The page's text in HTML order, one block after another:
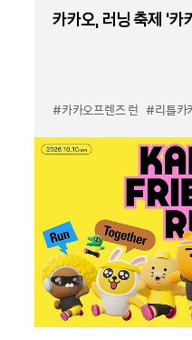
카카오, 러닝 축제 '
#카카오프렌즈 런 #리틀카